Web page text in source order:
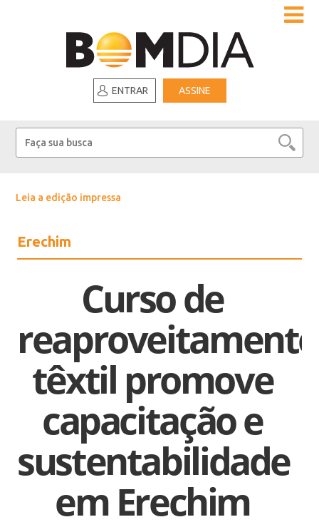
ENTRAR ASSINE
Leia a edição impressa
Erechim
Curso de
reaproveitamento
têxtil promove
capacitação e
sustentabilidade
em Erechim